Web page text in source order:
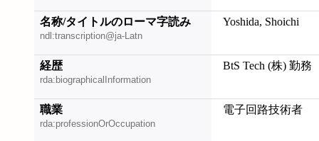
名称/タイトルのローマ字読み
ndl:transcription@ja-Latn
Yoshida, Shoichi
経歴
rda:biographicalInformation
BtS Tech (株) 勤務
職業
rda:professionOrOccupation
電子回路技術者